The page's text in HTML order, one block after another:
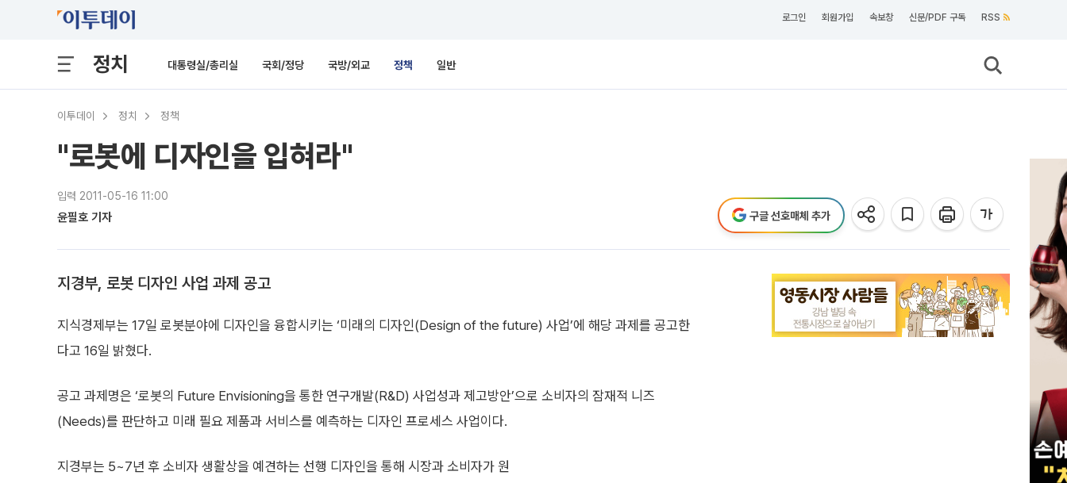
로그인 회원가입 속보창 신문/PDF 구독 RSS
정치 대통령실/총리실 국회/정당 국방/외교 정책 일반
이투데이 정치 정책
"로봇에 디자인을 입혀라"
입력 2011-05-16 11:00
윤필호 기자 구글 선호매체 추가
지경부, 로봇 디자인 사업 과제 공고
지식경제부는 17일 로봇분야에 디자인을 융합시키는 ‘미래의 디자인(Design of the future) 사업’에 해당 과제를 공고한
다고 16일 밝혔다.
공고 과제명은 ‘로봇의 Future Envisioning을 통한 연구개발(R&D) 사업성과 제고방안’으로 소비자의 잠재적 니즈
(Needs)를 판단하고 미래 필요 제품과 서비스를 예측하는 디자인 프로세스 사업이다.
지경부는 5~7년 후 소비자 생활상을 예견하는 선행 디자인을 통해 시장과 소비자가 원